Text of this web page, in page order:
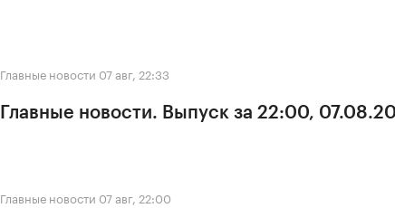
Главные новости 07 авг, 22:33
Главные новости. Выпуск за 22:00,
Главные новости 07 авг, 22:00